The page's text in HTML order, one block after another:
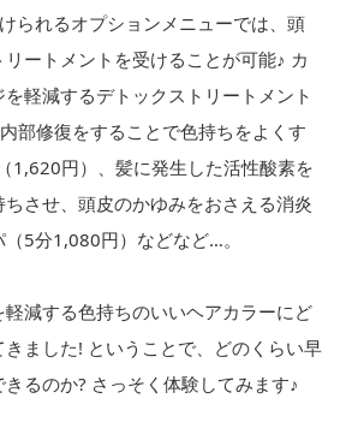
られるオプションメニューでは、頭
ートメントを受けることが可能♪ カ
軽減するデトックストリートメント
部修復をすることで色持ちをよくす
1,620円）、髪に発生した活性酸素を
させ、頭皮のかゆみをおさえる消炎
5分1,080円）などなど…。
減する色持ちのいいヘアカラーにど
ました! ということで、どのくらい早
るのか? さっそく体験してみます♪